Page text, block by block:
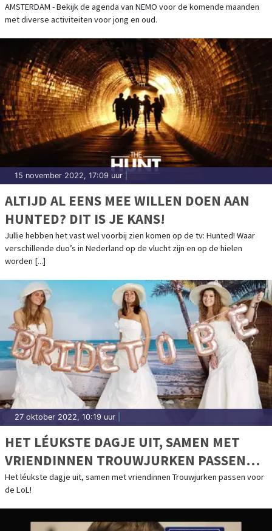
AMSTERDAM - Bekijk de agenda van NEMO voor de komende maanden
met diverse activiteiten voor jong en oud.
15 november 2022, 17:09 uur
ALTIJD AL EENS MEE WILLEN DOEN AAN
HUNTED? DIT IS JE KANS!
Jullie hebben het vast wel voorbij zien komen op de tv: Hunted! Waar
verschillende duo’s in Nederland op de vlucht zijn en op de hielen
worden [...]
27 oktober 2022, 10:19 uur
HET LÉUKSTE DAGJE UIT, SAMEN MET
VRIENDINNEN TROUWJURKEN PASSEN
VOOR DE LOL!
Het léukste dagje uit, samen met vriendinnen Trouwjurken passen voor
de LoL!